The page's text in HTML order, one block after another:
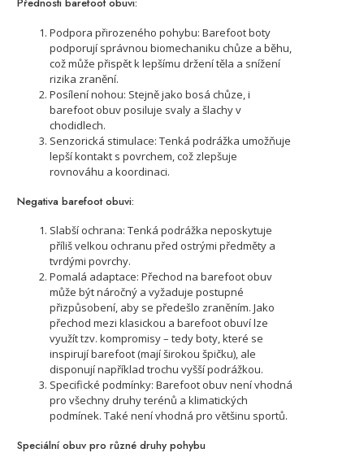
Podpora přirozeného pohybu: Barefoot boty
podporují správnou biomechaniku chůze a běhu,
což může přispět k lepšímu držení těla a snížení
rizika zranění.
Posílení nohou: Stejně jako bosá chůze, i
barefoot obuv posiluje svaly a šlachy v
chodidlech.
Senzorická stimulace: Tenká podrážka umožňuje
lepší kontakt s povrchem, což zlepšuje
rovnováhu a koordinaci.
Negativa barefoot obuvi:
Slabší ochrana: Tenká podrážka neposkytuje
příliš velkou ochranu před ostrými předměty a
tvrdými povrchy.
Pomalá adaptace: Přechod na barefoot obuv
může být náročný a vyžaduje postupné
přizpůsobení, aby se předešlo zraněním. Jako
přechod mezi klasickou a barefoot obuví lze
využít tzv. kompromisy – tedy boty, které se
inspirují barefoot (mají širokou špičku), ale
disponují například trochu vyšší podrážkou.
Specifické podmínky: Barefoot obuv není vhodná
pro všechny druhy terénů a klimatických
podmínek. Také není vhodná pro většinu sportů.
Speciální obuv pro různé druhy pohybu